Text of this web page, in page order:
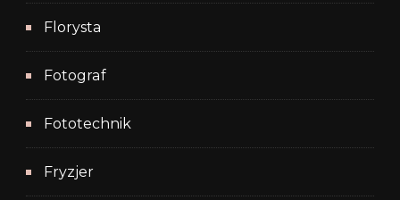
Florysta
Fotograf
Fototechnik
Fryzjer